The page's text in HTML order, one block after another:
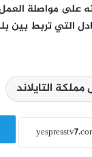
على مواصلة
التي تربط بين
التايلاند